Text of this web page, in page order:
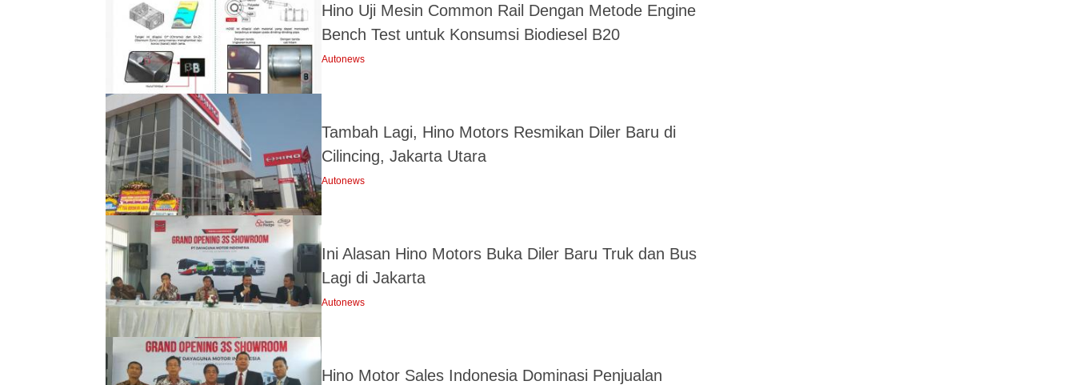
Hino Uji Mesin Common Rail Dengan Metode Engine
Bench Test untuk Konsumsi Biodiesel B20
Autonews
Tambah Lagi, Hino Motors Resmikan Diler Baru di
Cilincing, Jakarta Utara
Autonews
Ini Alasan Hino Motors Buka Diler Baru Truk dan Bus
Lagi di Jakarta
Autonews
Hino Motor Sales Indonesia Dominasi Penjualan